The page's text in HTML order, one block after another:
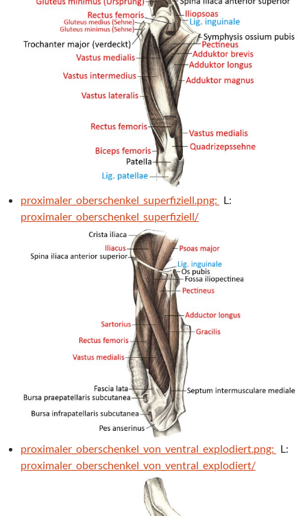
proximaler_oberschenkel_superfiziell.png: L:
proximaler_oberschenkel_superfiziell/
proximaler_oberschenkel_von_ventral_explodiert.png: L:
proximaler_oberschenkel_von_ventral_explodiert/